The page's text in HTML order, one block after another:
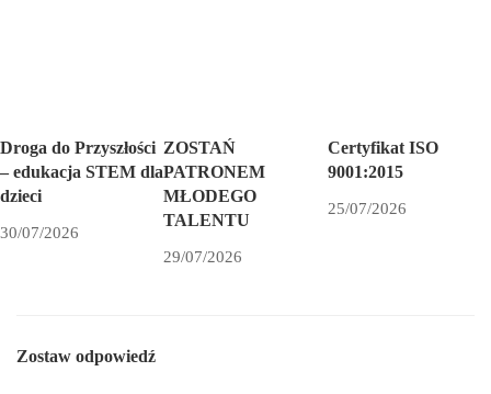
Droga do Przyszłości
– edukacja STEM dla
dzieci
30/07/2026
ZOSTAŃ
PATRONEM
MŁODEGO
TALENTU
29/07/2026
Certyfikat ISO
9001:2015
25/07/2026
Zostaw odpowiedź